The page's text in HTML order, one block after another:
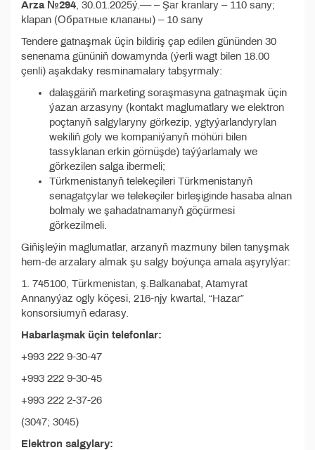
Arza №294 , 30.01.2025ý.–– – Şar kranlary – 110 sany;
klapan (Обратные клапаны) – 10 sany
Tendere gatnaşmak üçin bildiriş çap edilen gününden 30
senenama gününiň dowamynda (ýerli wagt bilen 18.00
çenli) aşakdaky resminamalary tabşyrmaly:
dalaşgäriň marketing soraşmasyna gatnaşmak üçin
ýazan arzasyny (kontakt maglumatlary we elektron
poçtanyň salgylaryny görkezip, ygtyýarlandyrylan
wekiliň goly we kompaniýanyň möhüri bilen
tassyklanan erkin görnüşde) taýýarlamaly we
görkezilen salga ibermeli;
Türkmenistanyň telekeçileri Türkmenistanyň
senagatçylar we telekeçiler birleşiginde hasaba alnan
bolmaly we şahadatnamanyň göçürmesi
görkezilmeli.
Giňişleýin maglumatlar, arzanyň mazmuny bilen tanyşmak
hem-de arzalary almak şu salgy boýunça amala aşyrylýar:
1. 745100, Türkmenistan, ş.Balkanabat, Atamyrat
Annanyýaz ogly köçesi, 216-njy kwartal, “Hazar”
konsorsiumyň edarasy.
Habarlaşmak üçin telefonlar:
+993 222 9-30-47
+993 222 9-30-45
+993 222 2-37-26
(3047; 3045)
Elektron salgylary: